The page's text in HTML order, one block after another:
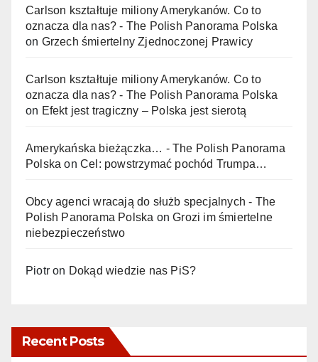
Carlson kształtuje miliony Amerykanów. Co to
oznacza dla nas? - The Polish Panorama Polska
on Grzech śmiertelny Zjednoczonej Prawicy
Carlson kształtuje miliony Amerykanów. Co to
oznacza dla nas? - The Polish Panorama Polska
on Efekt jest tragiczny – Polska jest sierotą
Amerykańska bieżączka… - The Polish Panorama
Polska onCel: powstrzymać pochód Trumpa…
Obcy agenci wracają do służb specjalnych - The
Polish Panorama Polska onGrozi im śmiertelne
niebezpieczeństwo
Piotr on Dokąd wiedzie nas PiS?
Recent Posts